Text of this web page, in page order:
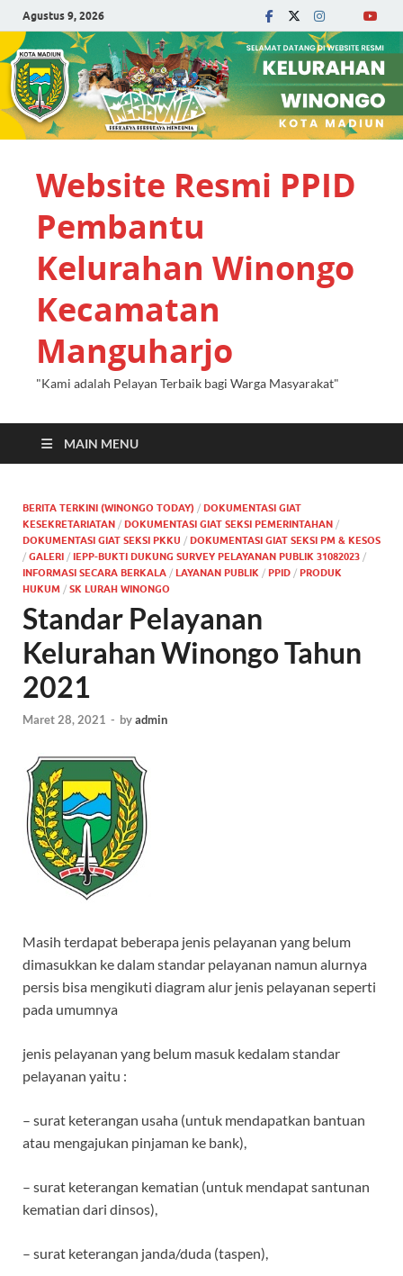
Agustus 9, 2026
Website Resmi PPID
Pembantu
Kelurahan Winongo
Kecamatan
Manguharjo
"Kami adalah Pelayan Terbaik bagi Warga Masyarakat"
MAIN MENU
BERITA TERKINI (WINONGO TODAY) / DOKUMENTASI GIAT
KESEKRETARIATAN / DOKUMENTASI GIAT SEKSI PEMERINTAHAN /
DOKUMENTASI GIAT SEKSI PKKU / DOKUMENTASI GIAT SEKSI PM & KESOS
/ GALERI / IEPP-BUKTI DUKUNG SURVEY PELAYANAN PUBLIK 31082023 /
INFORMASI SECARA BERKALA / LAYANAN PUBLIK / PPID / PRODUK
HUKUM / SK LURAH WINONGO
Standar Pelayanan
Kelurahan Winongo Tahun
2021
Maret 28, 2021 - byadmin
Masih terdapat beberapa jenis pelayanan yang belum
dimasukkan ke dalam standar pelayanan namun alurnya
persis bisa mengikuti diagram alur jenis pelayanan seperti
pada umumnya
jenis pelayanan yang belum masuk kedalam standar
pelayanan yaitu :
– surat keterangan usaha (untuk mendapatkan bantuan
atau mengajukan pinjaman ke bank),
– surat keterangan kematian (untuk mendapat santunan
kematian dari dinsos),
– surat keterangan janda/duda (taspen),